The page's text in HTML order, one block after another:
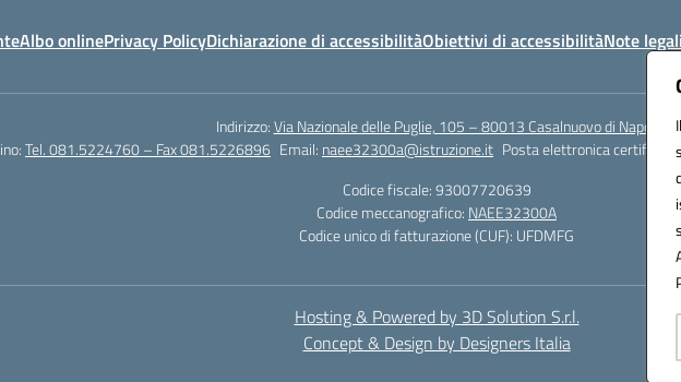
Albo onlinePrivacy PolicyDichiarazione di accessibilitàObiettivi di accessibilitàNote
Indirizzo:Via Nazionale delle Puglie, 105 – 80013 Casalnuovo di Napoli
Tel. 081.5224760 – Fax 081.5226896 Email: naee32300a@istruzione.it Posta elettronica certificata
Codice fiscale: 93007720639
Codice meccanografico: NAEE32300A
Codice unico di fatturazione (CUF): UFDMFG
Hosting & Powered by 3D Solution S.r.l.
Concept & Design by Designers Italia